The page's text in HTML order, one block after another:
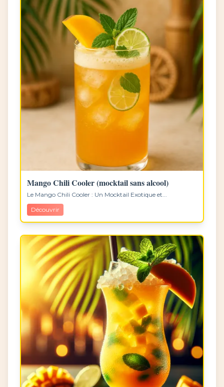
Mango Chili Cooler (mocktail sans alcool)
Le Mango Chili Cooler : Un Mocktail Exotique et...
Découvrir